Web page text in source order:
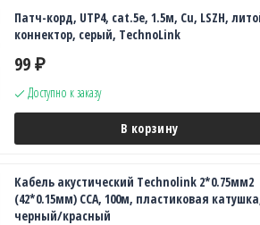
Патч-корд, UTP4, cat.5е, 1.5м, Сu, LSZH,
коннектор, серый, TechnoLink
99 ₽
Доступно к заказу
В корзину
Кабель акустический Technolink 2*0.75мм2
(42*0.15мм) CCA, 100м, пластиковая
черный/красный